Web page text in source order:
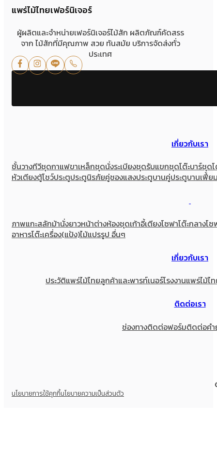
แพร่ไม้ไทยเฟอร์นิเจอร์
ผู้ผลิตและจำหน่ายเฟอร์นิเจอร์ไม้สัก ผลิตภัณฑ์คัดสรร
จาก ไม้สักที่มีคุณภาพ สวย ทันสมัย บริการจัดส่งทั่ว
ประเทศ
เกี่ยวกับเรา
ชั้นวางทีวีชุดกาแฟขาเหล็กชุดนั่งระเบียงชุดรับแขกชุดโต๊ะบาร์ชุดโ
หัวเตียงตู้โชว์ประตูประตูนิรภัยคู่ชองแสงประตูบานคู่ประตูบานเฟี้ย
ภาพแกะสลักม้านั่งยาวหน้าต่างห้องชุดเก้าอี้เตียงโซฟาโต๊ะกลางโซ
อาหารโต๊ะเครื่อง(แป้ง)ไม้แปรรูป อื่นๆ
เกี่ยวกับเรา
ประวัติแพร่ไม้ไทยลูกค้าและพารท์เนอร์โรงงานแพร่ไม้ไ
ติดต่อเรา
ช่องทางติดต่อฟอร์มติดต่อค
นโยบายการใช้คุกกี้นโยบายความเป็นส่วนตัว